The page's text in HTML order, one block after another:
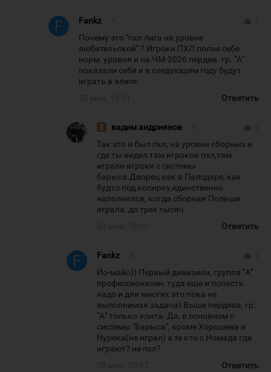
Fankz
Почему это "пхл лига на уровне
любительской" ? Игроки ПХЛ полне себе
норм. уровня и на ЧМ-2026 пердив. гр. "А"
показали себя и в следующем году будут
играть в элите.
Ответить
вадим андриянов
Так это и был пхл, на уровне сборных и
где ты видел там игроков пхл,там
играли игроки с системы
барыса.Дворец как в Палодаре, как
будто под копирку,единственно
наполнялся, когда сборная Польши
играла, до трех тысяч.
Ответить
Fankz
Йо-майо)) Первый дивизион, группа "А"
профессионален, туда еще и попасть
надо и для многих это пока не
выполнимая задача) Выше пердива, гр.
"А" только элита. Да, в основном с
системы "Барыса", кроме Хорошева и
Нурека(не играл) а те кто с Номада где
играют? не пхл?
Ответить